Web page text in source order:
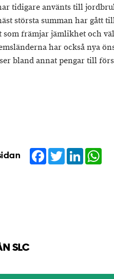
tidigare använts till
största summan har gått
som främjar jämlikhet och
har också nya
bland annat pengar till
Facebook
TwitterLinkedIn
SLC